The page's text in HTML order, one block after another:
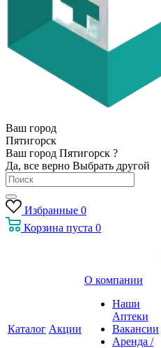
Ваш город
Пятигорск
Ваш город Пятигорск ?
Да, все верно Выбрать другой
Избранные 0
Корзина пуста 0
Каталог Акции
О компании
Наши
Аптеки
Вакансии
Аренда /